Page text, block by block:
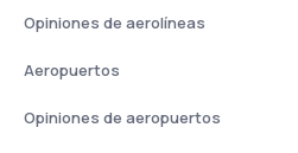
Opiniones de aerolíneas
Aeropuertos
Opiniones de aeropuertos